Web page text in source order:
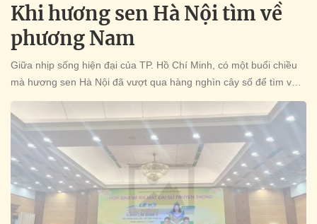
Khi hương sen Hà Nội tìm về
phương Nam
Giữa nhịp sống hiện đại của TP. Hồ Chí Minh, có một buổi chiều
mà hương sen Hà Nội đã vượt qua hàng nghìn cây số để tìm về
phương Nam. Tại An Nhơn Trà, số 54/21 đường 30, phường An
Nhơn, TP. Hồ Chí Minh, những bông sen Bách Diệp Tây Hồ đã
trở thành chiếc cầu nối đặc biệt giữa con người, văn hóa và tình
yêu dành cho trà Việt. Người đứng sau hành trình ấy là nghệ
nhân Dương Lệ – một nghệ nhân trẻ gốc Hà Nội luôn dành trọn
tâm huyết cho việc gìn giữ và lan tỏa văn hóa trà truyền thống.